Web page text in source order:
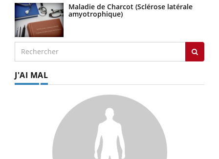
Maladie de Charcot (Sclérose latérale
amyotrophique)
J'AI MAL